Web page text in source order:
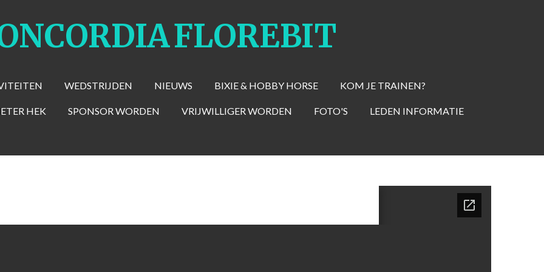
FLOREBIT
WEDSTRIJDEN NIEUWS BIXIE & HOBBY HORSE KOM JE TRAINEN?
HEK SPONSOR WORDEN VRIJWILLIGER WORDEN FOTO'S LEDEN INFORMATIE